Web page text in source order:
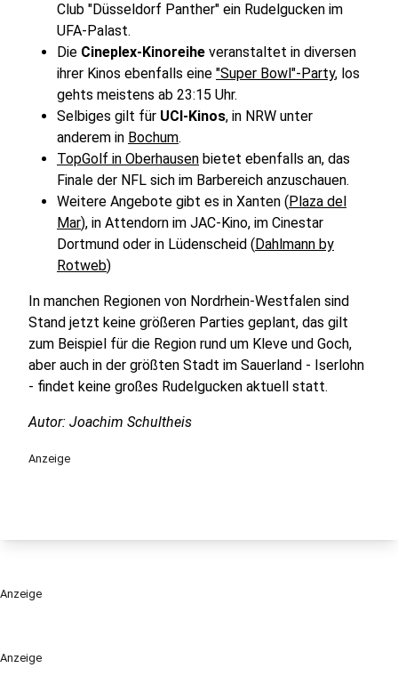
Anzeige
Club "Düsseldorf Panther" ein Rudelgucken im
UFA-Palast.
Die Cineplex-Kinoreihe veranstaltet in diversen
ihrer Kinos ebenfalls eine "Super Bowl"-Party, los
gehts meistens ab 23:15 Uhr.
Selbiges gilt für UCI-Kinos, in NRW unter
anderem in Bochum.
TopGolf in Oberhausen bietet ebenfalls an, das
Finale der NFL sich im Barbereich anzuschauen.
Weitere Angebote gibt es in Xanten (Plaza del
Mar), in Attendorn im JAC-Kino, im Cinestar
Dortmund oder in Lüdenscheid (Dahlmann by
Rotweb)
In manchen Regionen von Nordrhein-Westfalen sind
Stand jetzt keine größeren Parties geplant, das gilt
zum Beispiel für die Region rund um Kleve und Goch,
aber auch in der größten Stadt im Sauerland - Iserlohn
- findet keine großes Rudelgucken aktuell statt.
Autor: Joachim Schultheis
Anzeige
Anzeige